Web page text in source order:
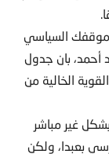
موقفك السياسي
أحمد، بان جدول
الخالية من
بشكل غير مباشر
بعبدا، ولكن